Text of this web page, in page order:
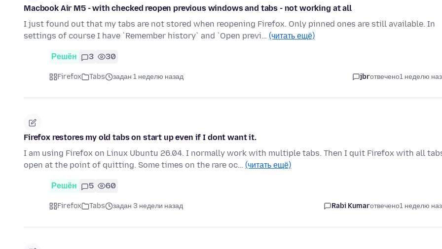
Macbook Air M5 - with checked reopen previous windows and tabs - not working at all
I just found out that my tabs are not stored when reopening Firefox. Only pinned ones are still available. In
settings of course I have `Remember history` and `Open previ… (читать ещё)
Решён 3 30
Firefox Tabs задан 1 неделю назад jbrотвечено1 неделю
Firefox restores my old tabs on start up even if I dont want it.
I am using Firefox on Linux Ubuntu 26.04. I normally work with multiple tabs. Then I quit Firefox with all
open at the point of quitting. Some times on the rare oc… (читать ещё)
Решён 5 60
Firefox Tabs задан 3 недели назад Rabi Kumarотвечено1 неделю